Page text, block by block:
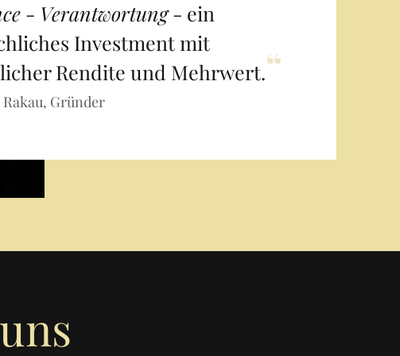
- Verantwortung- ein
Investment mit
Rendite und Mehrwert.“
Gründer